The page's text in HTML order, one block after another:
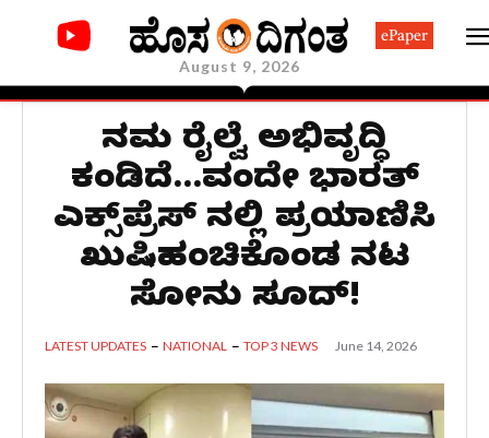
August 9, 2026
ePaper
ನಮ್ಮ ರೈಲ್ವೆ ಅಭಿವೃದ್ಧಿ
ಕಂಡಿದೆ…ವಂದೇ ಭಾರತ್
ಎಕ್ಸ್‌ಪ್ರೆಸ್‌ ನಲ್ಲಿ ಪ್ರಯಾಣಿಸಿ
ಖುಷಿಹಂಚಿಕೊಂಡ ನಟ
ಸೋನು ಸೂದ್!
LATEST UPDATES NATIONAL TOP 3 NEWS June 14, 2026